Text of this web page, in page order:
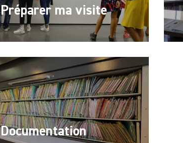
Préparer ma visite
Documentation